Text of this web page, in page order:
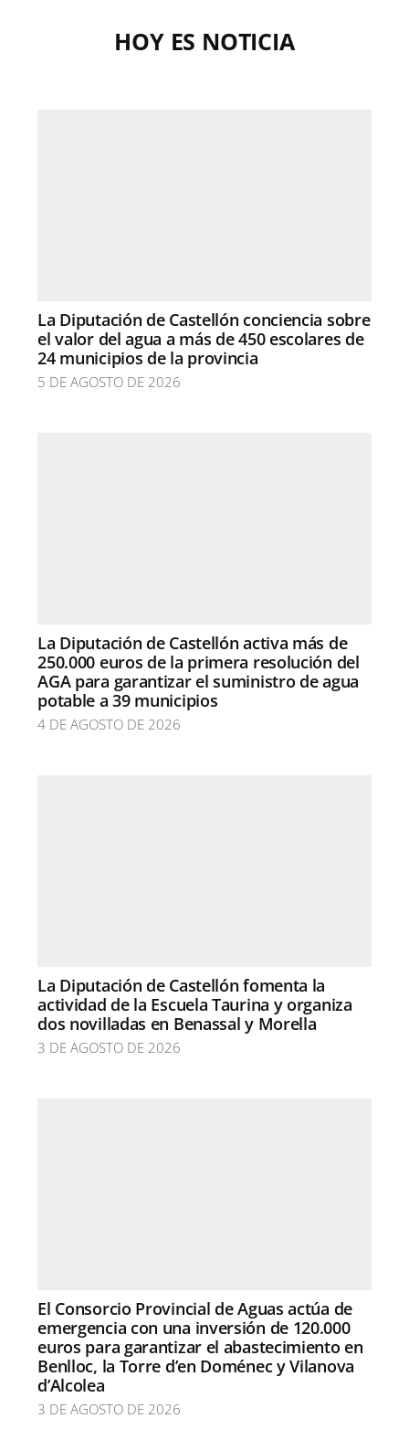
HOY ES NOTICIA
La Diputación de Castellón conciencia sobre
el valor del agua a más de 450 escolares de
24 municipios de la provincia
5 DE AGOSTO DE 2026
La Diputación de Castellón activa más de
250.000 euros de la primera resolución del
AGA para garantizar el suministro de agua
potable a 39 municipios
4 DE AGOSTO DE 2026
La Diputación de Castellón fomenta la
actividad de la Escuela Taurina y organiza
dos novilladas en Benassal y Morella
3 DE AGOSTO DE 2026
El Consorcio Provincial de Aguas actúa de
emergencia con una inversión de 120.000
euros para garantizar el abastecimiento en
Benlloc, la Torre d’en Doménec y Vilanova
d’Alcolea
3 DE AGOSTO DE 2026